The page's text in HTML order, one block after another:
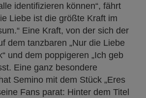
identifizieren können“, fährt
Liebe ist die größte Kraft im
Eine Kraft, von der sich der
dem tanzbaren „Nur die Liebe
und dem poppigeren „Ich geb
Eine ganz besondere
Semino mit dem Stück „Eres
Fans parat: Hinter dem Titel